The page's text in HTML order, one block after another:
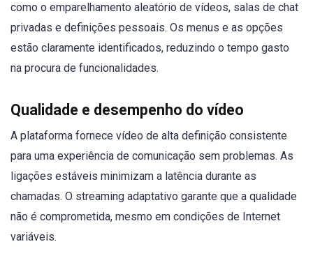
como o emparelhamento aleatório de vídeos, salas de chat
privadas e definições pessoais. Os menus e as opções
estão claramente identificados, reduzindo o tempo gasto
na procura de funcionalidades.
Qualidade e desempenho do vídeo
A plataforma fornece vídeo de alta definição consistente
para uma experiência de comunicação sem problemas. As
ligações estáveis minimizam a latência durante as
chamadas. O streaming adaptativo garante que a qualidade
não é comprometida, mesmo em condições de Internet
variáveis.